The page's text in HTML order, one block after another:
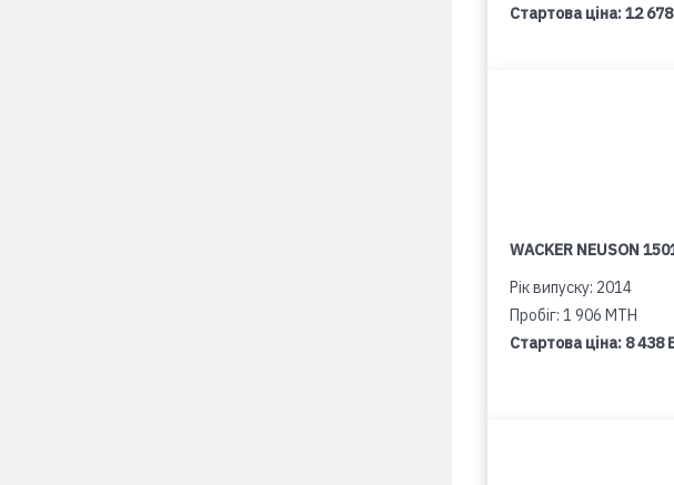
Стартова ціна:12
WACKER NEUSON
Рік випуску: 2014
Пробіг: 1 906 MTH
Стартова ціна: 8 438